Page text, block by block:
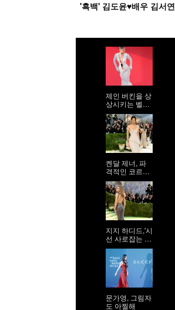
제인 버킨을 상
상시키는 벨라
하디드
켄달 제너, 파
격적인 코르셋
시스루 드레스
지지 하디드,'시
선 사로잡는 9
등신 시스루 자
태'
문가영, 그림자
도 아찔해